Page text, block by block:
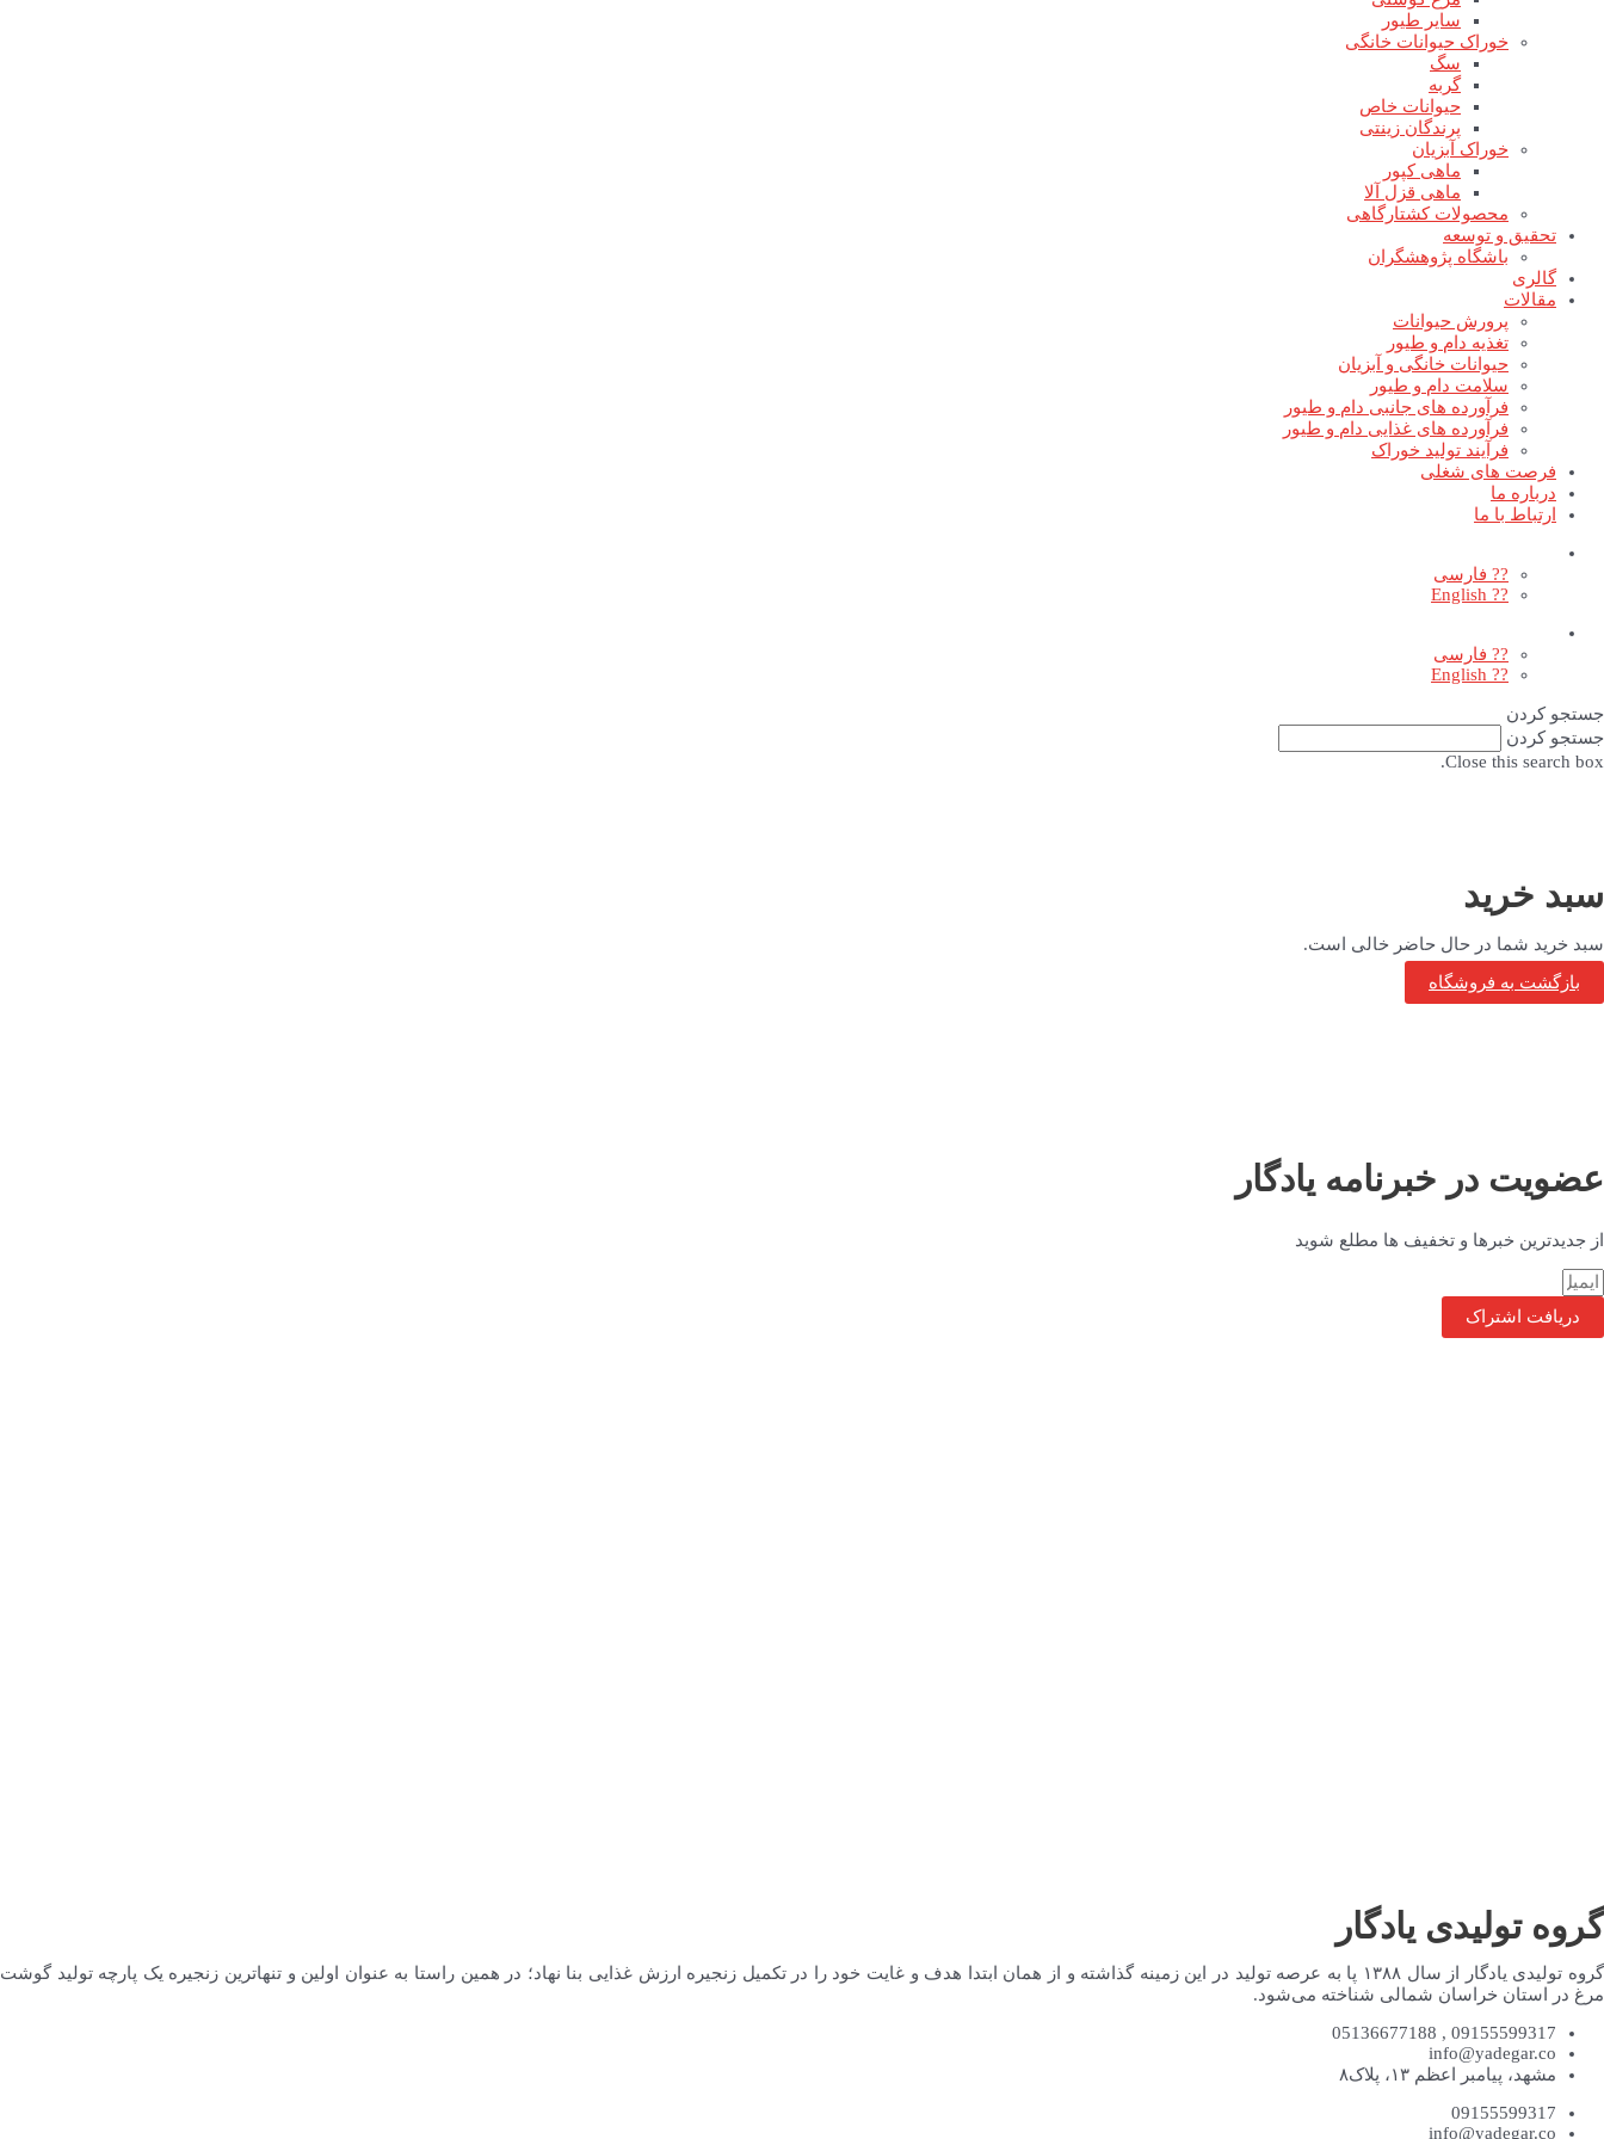
سایر طیور
خوراک حیوانات خانگی
سگ
گربه
حیوانات خاص
پرندگان زینتی
خوراک آبزیان
ماهی کپور
ماهی قزل آلا
محصولات کشتارگاهی
تحقیق و توسعه
باشگاه پژوهشگران
گالری
مقالات
پرورش حیوانات
تغذیه دام و طیور
حیوانات خانگی و آبزیان
سلامت دام و طیور
فرآورده های جانبی دام و طیور
فرآورده های غذایی دام و طیور
فرآیند تولید خوراک
فرصت های شغلی
درباره ما
ارتباط با ما
?? فارسی
?? English
?? فارسی
?? English
جستجو کردن
جستجو کردن
Close this search box.
سبد خرید
سبد خرید شما در حال حاضر خالی است.
بازگشت به فروشگاه
عضویت در خبرنامه یادگار
از جدیدترین خبرها و تخفیف ها مطلع شوید
دریافت اشتراک
گروه تولیدی یادگار
گروه تولیدی یادگار از سال ۱۳۸۸ پا به عرصه تولید در این زمینه گذاشته و از همان ابتدا هدف و غایت خود را در تکمیل زنجیره ارزش غذایی بنا نهاد؛ در همین راستا به عنوان اولین و تنهاترین زنجیره یک پارچه تولید گوشت
مرغ در استان خراسان شمالی شناخته می‌شود.
09155599317 , 05136677188
info@yadegar.co
مشهد، پیامبر اعظم ۱۳، پلاک۸
09155599317
info@yadegar.co